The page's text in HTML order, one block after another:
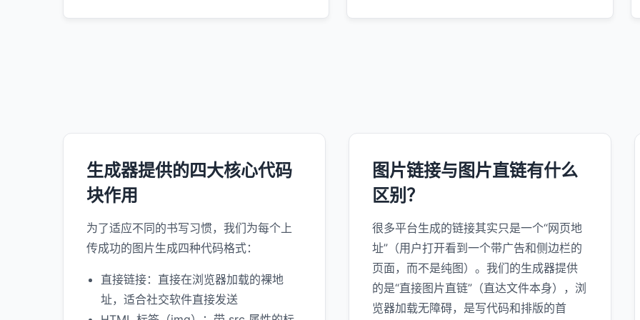
生成器提供的四大核心代码
块作用
为了适应不同的书写习惯，我们为每个上
传成功的图片生成四种代码格式：
直接链接：直接在浏览器加载的裸地
址，适合社交软件直接发送
图片链接与图片直链有什么
区别？
很多平台生成的链接其实只是一个“网页地
址”（用户打开看到一个带广告和侧边栏的
页面，而不是纯图）。我们的生成器提供
的是“直接图片直链”（直达文件本身），浏
览器加载无障碍，是写代码和排版的首